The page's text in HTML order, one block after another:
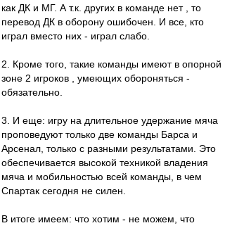
как ДК и МГ. А т.к. других в команде нет , то
перевод ДК в оборону ошибочен. И все, кто
играл вместо них - играл слабо.
2. Кроме того, такие команды имеют в опорной
зоне 2 игроков , умеющих обороняться -
обязательно.
3. И еще: игру на длительное удержание мяча
проповедуют только две команды Барса и
Арсенал, только с разными результатами. Это
обеспечивается высокой техникой владения
мяча и мобильностью всей команды, в чем
Спартак сегодня не силен.
В итоге имеем: что хотим - не можем, что